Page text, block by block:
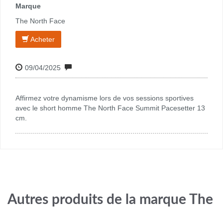
Marque
The North Face
Acheter
09/04/2025
Affirmez votre dynamisme lors de vos sessions sportives
avec le short homme The North Face Summit Pacesetter 13
cm.
Autres produits de la marque The